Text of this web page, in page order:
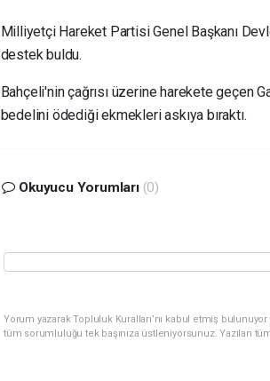
Milliyetçi Hareket Partisi Genel Başkanı
destek buldu.
Bahçeli'nin çağrısı üzerine harekete geçen
bedelini ödediği ekmekleri askıya bıraktı.
Okuyucu Yorumları (0)
Yorum yazarak Topluluk Kuralları’nı kabul etmiş
tüm sorumluluğu tek başınıza üstleniyorsunuz. Yazılan